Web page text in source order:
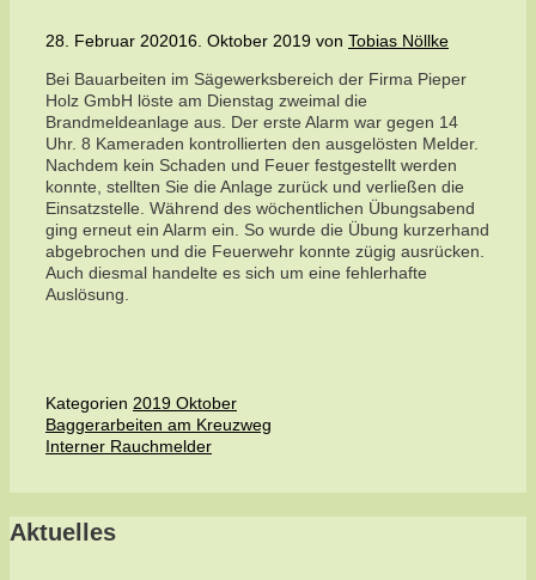
28. Februar 202016. Oktober 2019 von Tobias Nöllke
Bei Bauarbeiten im Sägewerksbereich der Firma Pieper
Holz GmbH löste am Dienstag zweimal die
Brandmeldeanlage aus. Der erste Alarm war gegen 14
Uhr. 8 Kameraden kontrollierten den ausgelösten Melder.
Nachdem kein Schaden und Feuer festgestellt werden
konnte, stellten Sie die Anlage zurück und verließen die
Einsatzstelle. Während des wöchentlichen Übungsabend
ging erneut ein Alarm ein. So wurde die Übung kurzerhand
abgebrochen und die Feuerwehr konnte zügig ausrücken.
Auch diesmal handelte es sich um eine fehlerhafte
Auslösung.
Kategorien 2019 Oktober
Baggerarbeiten am Kreuzweg
Interner Rauchmelder
Aktuelles